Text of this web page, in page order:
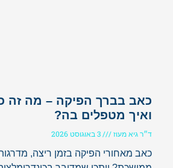
כאב בברך הפיקה – מה זה
ואיך מטפלים בה?
ד״ר גיא מעוז
כאב מאחורי הפיקה בזמן ריצה,